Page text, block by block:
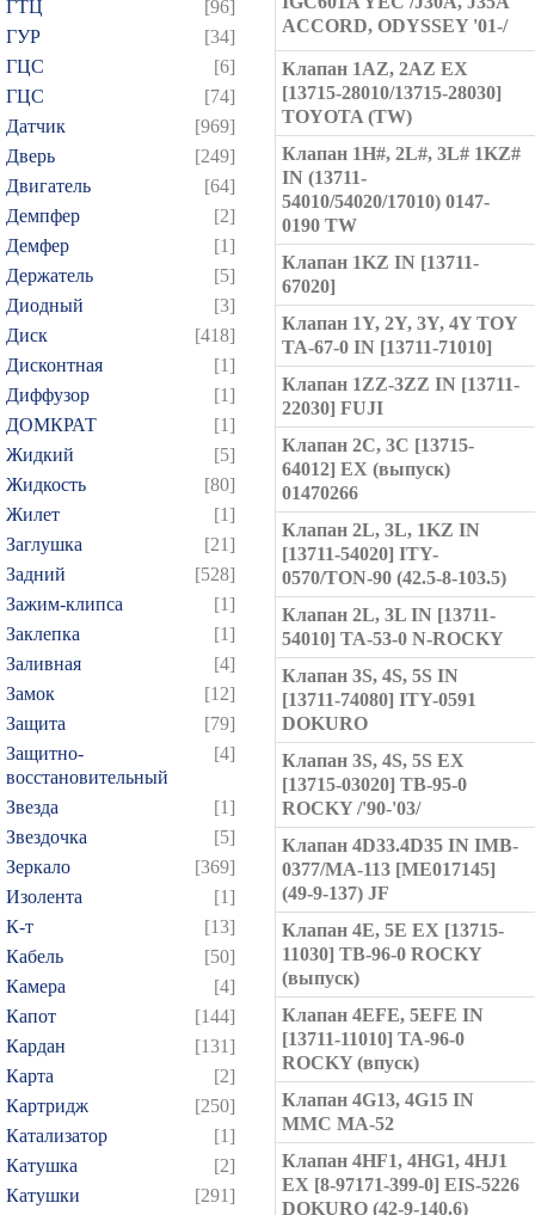
ГТЦ
[96]
ГУР
[34]
ГЦC
[6]
ГЦС
[74]
Датчик
[969]
Дверь
[249]
Двигатель
[64]
Демпфер
[2]
Демфер
[1]
Держатель
[5]
Диодный
[3]
Диск
[418]
Дисконтная
[1]
Диффузор
[1]
ДОМКРАТ
[1]
Жидкий
[5]
Жидкость
[80]
Жилет
[1]
Заглушка
[21]
Задний
[528]
Зажим-клипса
[1]
Заклепка
[1]
Заливная
[4]
Замок
[12]
Защита
[79]
Защитно-
восстановительный
[4]
Звезда
[1]
Звездочка
[5]
Зеркало
[369]
Изолента
[1]
К-т
[13]
Кабель
[50]
Камера
[4]
Капот
[144]
Кардан
[131]
Карта
[2]
Картридж
[250]
Катализатор
[1]
Катушка
[2]
Катушки
[291]
ACCORD, ODYSSEY '01-/
Клапан 1AZ, 2AZ EX
[13715-28010/13715-28030]
TOYOTA (TW)
Клапан 1H#, 2L#, 3L# 1KZ#
IN (13711-
54010/54020/17010) 0147-
0190 TW
Клапан 1KZ IN [13711-
67020]
Клапан 1Y, 2Y, 3Y, 4Y TOY
TA-67-0 IN [13711-71010]
Клапан 1ZZ-3ZZ IN [13711-
22030] FUJI
Клапан 2C, 3C [13715-
64012] EX (выпуск)
01470266
Клапан 2L, 3L, 1KZ IN
[13711-54020] ITY-
0570/TON-90 (42.5-8-103.5)
Клапан 2L, 3L IN [13711-
54010] TA-53-0 N-ROCKY
Клапан 3S, 4S, 5S IN
[13711-74080] ITY-0591
DOKURO
Клапан 3S, 4S, 5S EX
[13715-03020] TB-95-0
ROCKY /'90-'03/
Клапан 4D33.4D35 IN IMB-
0377/MA-113 [ME017145]
(49-9-137) JF
Клапан 4E, 5E EX [13715-
11030] TB-96-0 ROCKY
(выпуск)
Клапан 4EFE, 5EFE IN
[13711-11010] TA-96-0
ROCKY (впуск)
Клапан 4G13, 4G15 IN
MMC MA-52
Клапан 4HF1, 4HG1, 4HJ1
EX [8-97171-399-0] EIS-5226
DOKURO (42-9-140.6)